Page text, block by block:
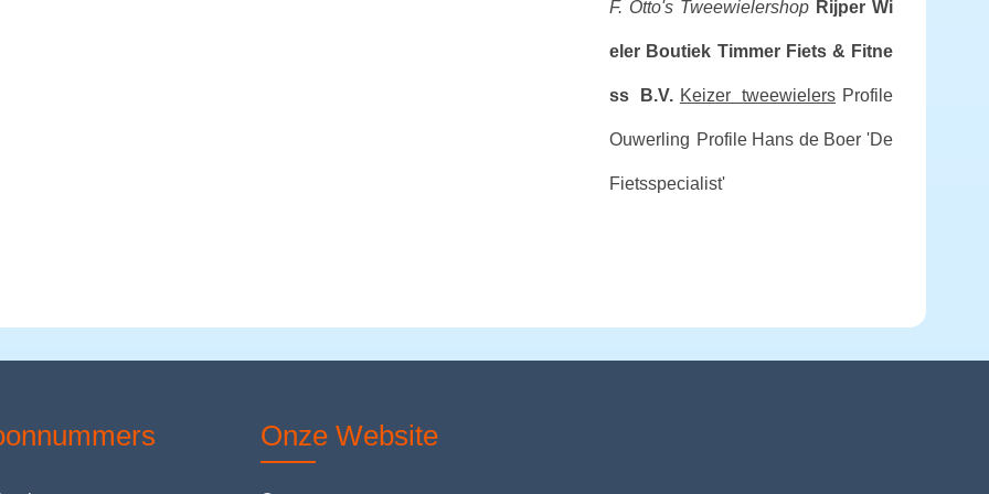
F. Otto's Tweewielershop Rijper Wi
eler Boutiek Timmer Fiets & Fitne
ss B.V. Keizer tweewielers Profile
Ouwerling Profile Hans de Boer 'De
Fietsspecialist'
Onze Website